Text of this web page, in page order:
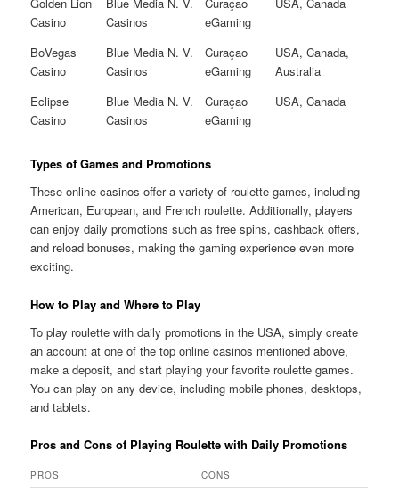
Casino
Casinos
eGaming
BoVegas
Casino
Blue Media N. V.
Casinos
Curaçao
eGaming
USA, Canada,
Australia
Eclipse
Casino
Blue Media N. V.
Casinos
Curaçao
eGaming
USA, Canada
Types of Games and Promotions
These online casinos offer a variety of roulette games, including
American, European, and French roulette. Additionally, players
can enjoy daily promotions such as free spins, cashback offers,
and reload bonuses, making the gaming experience even more
exciting.
How to Play and Where to Play
To play roulette with daily promotions in the USA, simply create
an account at one of the top online casinos mentioned above,
make a deposit, and start playing your favorite roulette games.
You can play on any device, including mobile phones, desktops,
and tablets.
Pros and Cons of Playing Roulette with Daily Promotions
PROS CONS